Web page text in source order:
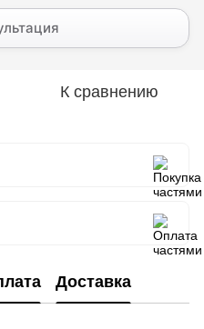
К сравнению
Доставка